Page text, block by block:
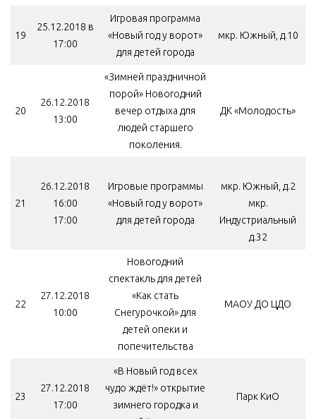
19
25.12.2018 в
17:00
Игровая программа
«Новый год у ворот»
для детей города
мкр. Южный, д.10
20
26.12.2018
13:00
«Зимней праздничной
порой» Новогодний
вечер отдыха для
людей старшего
поколения.
ДК «Молодость»
21
26.12.2018
16:00
17:00
Игровые программы
«Новый год у ворот»
для детей города
мкр. Южный, д.2
мкр.
Индустриальный
д.32
22
27.12.2018
10:00
Новогодний
спектакль для детей
«Как стать
Снегурочкой» для
детей опеки и
попечительства
МАОУ ДО ЦДО
23
27.12.2018
17:00
«В Новый год всех
чудо ждёт!» открытие
зимнего городка и
Парк КиО